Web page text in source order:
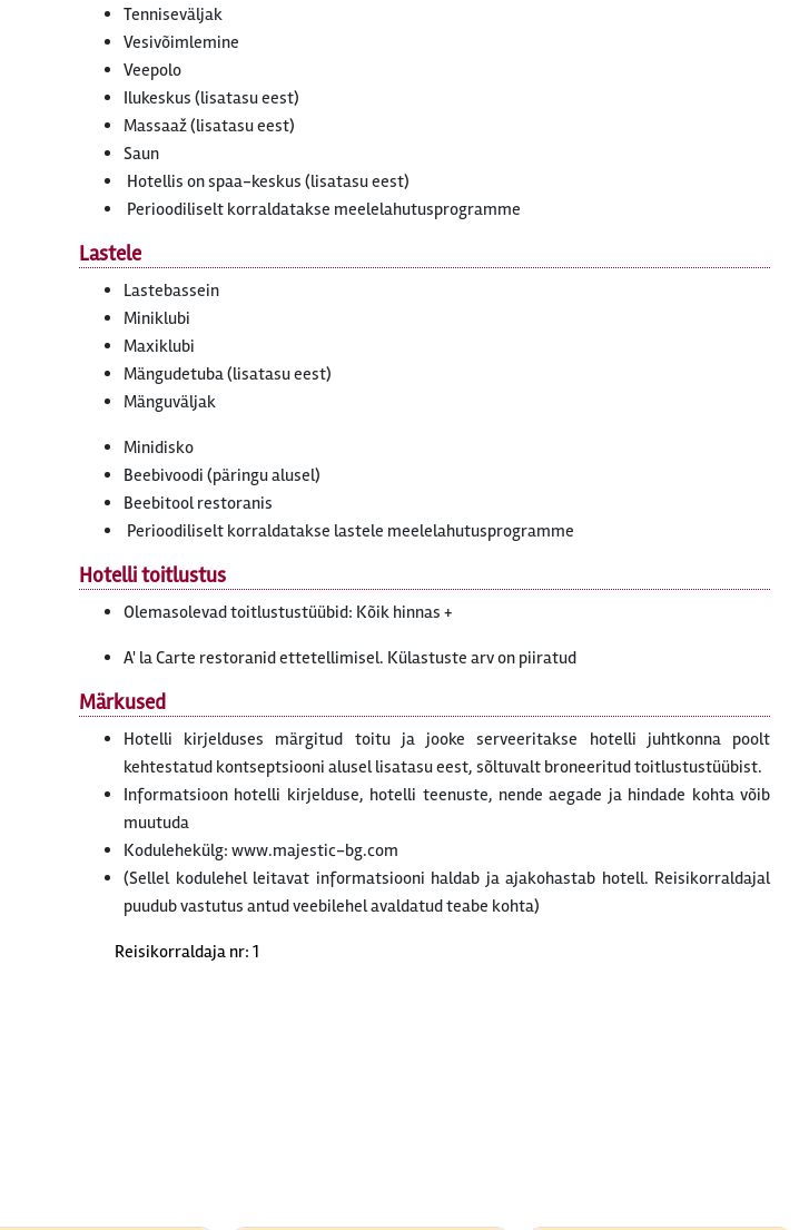
Tenniseväljak
Vesivõimlemine
Veepolo
Ilukeskus (lisatasu eest)
Massaaž (lisatasu eest)
Saun
Hotellis on spaa-keskus (lisatasu eest)
Perioodiliselt korraldatakse meelelahutusprogramme
Lastele
Lastebassein
Miniklubi
Maxiklubi
Mängudetuba (lisatasu eest)
Mänguväljak
Minidisko
Beebivoodi (päringu alusel)
Beebitool restoranis
Perioodiliselt korraldatakse lastele meelelahutusprogramme
Hotelli toitlustus
Olemasolevad toitlustustüübid: Kõik hinnas +
A' la Carte restoranid ettetellimisel. Külastuste arv on piiratud
Märkused
Hotelli kirjelduses märgitud toitu ja jooke serveeritakse hotelli juhtkonna poolt
kehtestatud kontseptsiooni alusel lisatasu eest, sõltuvalt broneeritud toitlustustüübist.
Informatsioon hotelli kirjelduse, hotelli teenuste, nende aegade ja hindade kohta võib
muutuda
Kodulehekülg: www.majestic-bg.com
(Sellel kodulehel leitavat informatsiooni haldab ja ajakohastab hotell. Reisikorraldajal
puudub vastutus antud veebilehel avaldatud teabe kohta)
Reisikorraldaja nr: 1